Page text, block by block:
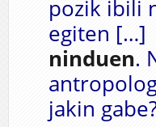
pozik ibili
egiten […]
ninduen.
jakin